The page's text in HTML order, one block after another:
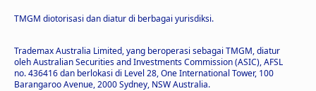
TMGM diotorisasi dan diatur di berbagai yurisdiksi.
Trademax Australia Limited, yang beroperasi sebagai TMGM, diatur
oleh Australian Securities and Investments Commission (ASIC), AFSL
no. 436416 dan berlokasi di Level 28, One International Tower, 100
Barangaroo Avenue, 2000 Sydney, NSW Australia.